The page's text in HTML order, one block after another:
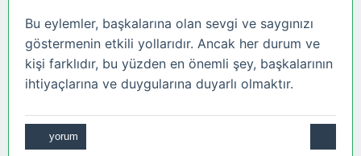
Bu eylemler, başkalarına olan sevgi ve saygınızı
göstermenin etkili yollarıdır. Ancak her durum ve
kişi farklıdır, bu yüzden en önemli şey, başkalarının
ihtiyaçlarına ve duygularına duyarlı olmaktır.